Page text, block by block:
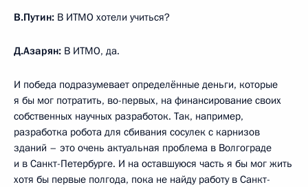
В.Путин: В ИТМО хотели учиться?
Д.Азарян: В ИТМО, да.
И победа подразумевает определённые деньги, которые
я бы мог потратить, во-первых, на финансирование своих
собственных научных разработок. Так, например,
разработка робота для сбивания сосулек с карнизов
зданий – это очень актуальная проблема в Волгограде
и в Санкт-Петербурге. И на оставшуюся часть я бы мог жить
хотя бы первые полгода, пока не найду работу в Санкт-